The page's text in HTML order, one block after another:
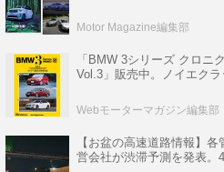
情報も満載
Motor Magazine編集部
「BMW 3シリーズ クロニ
Vol.3」販売中。ノイエクラ
ムック
Webモーターマガジン編集部
【お盆の高速道路情報】各
営会社が渋滞予測を発表。